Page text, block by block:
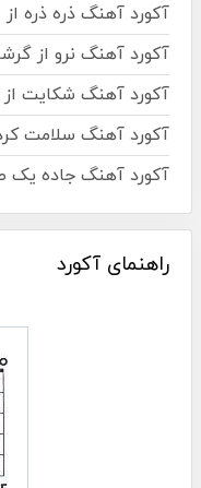
آکورد آهنگ ذره ذره
آکورد آهنگ نرو از
آکورد آهنگ شکایت
آکورد آهنگ سلامت
آکورد آهنگ جاده یک
راهنمای آکورد